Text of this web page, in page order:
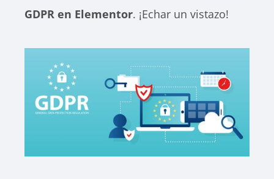
GDPR en Elementor. ¡Echar un vistazo!